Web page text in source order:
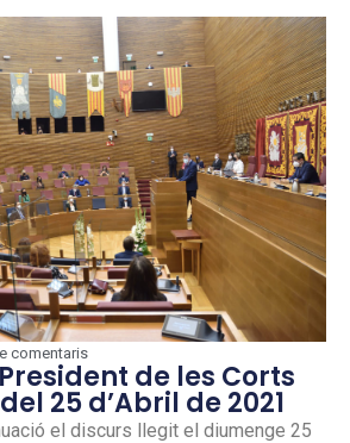
comentaris
de les Corts
25 d’Abril de 2021
el discurs llegit el diumenge 25